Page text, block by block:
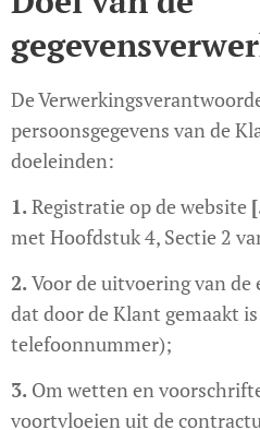
De
persoonsgegevens van de
doeleinden:
1. Registratie op de website
met Hoofdstuk 4, Sectie 2
2. Voor de uitvoering van
dat door de Klant gemaakt
telefoonnummer);
3. Om wetten en
voortvloeien uit de